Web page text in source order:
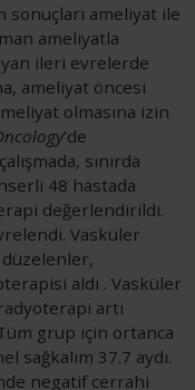
sonuçları ameliyat ile
ameliyatla
ileri evrelerde
ameliyat öncesi
olmasına izin
'de
sınırda
48 hastada
değerlendirildi.
Vasküler
düzelenler,
aldı . Vasküler
artı
grup için ortanca
sağkalım 37.7 aydı.
negatif cerrahi